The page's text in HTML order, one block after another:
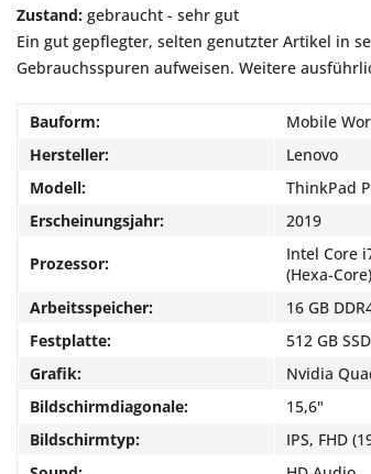
Zustand: gebraucht - sehr gut
Ein gut gepflegter, selten genutzter Artikel in
Gebrauchsspuren aufweisen. Weitere
Bauform:
Mobile
Hersteller:
Lenovo
Modell:
ThinkPad
Erscheinungsjahr:
2019
Prozessor:
Intel Core
(Hexa-Core)
Arbeitsspeicher:
16 GB
Festplatte:
512 GB SSD
Grafik:
Nvidia
Bildschirmdiagonale:
15,6"
Bildschirmtyp:
IPS, FHD